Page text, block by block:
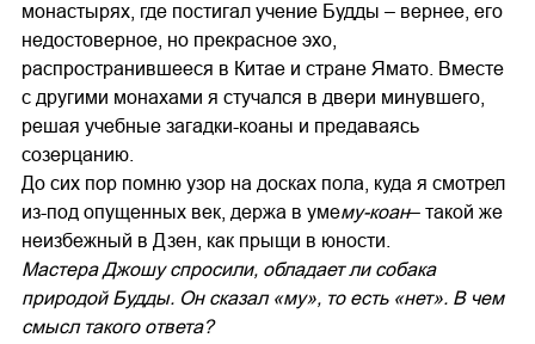
монастырях, где постигал учение Будды – вернее, его
недостоверное, но прекрасное эхо,
распространившееся в Китае и стране Ямато. Вместе
с другими монахами я стучался в двери минувшего,
решая учебные загадки-коаны и предаваясь
созерцанию.
До сих пор помню узор на досках пола, куда я смотрел
из-под опущенных век, держа в умему-коан– такой же
неизбежный в Дзен, как прыщи в юности.
Мастера Джошу спросили, обладает ли собака
природой Будды. Он сказал «му», то есть «нет». В чем
смысл такого ответа?